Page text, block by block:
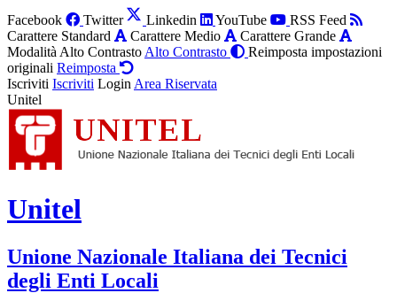
Facebook Twitter Linkedin YouTube
RSS Feed
Carattere Standard
Carattere Medio
Carattere Grande
Modalità Alto Contrasto Alto Contrasto
Reimposta impostazioni
originali Reimposta
Iscriviti Iscriviti Login Area Riservata
Unitel
Unitel
Unione Nazionale Italiana dei Tecnici
degli Enti Locali